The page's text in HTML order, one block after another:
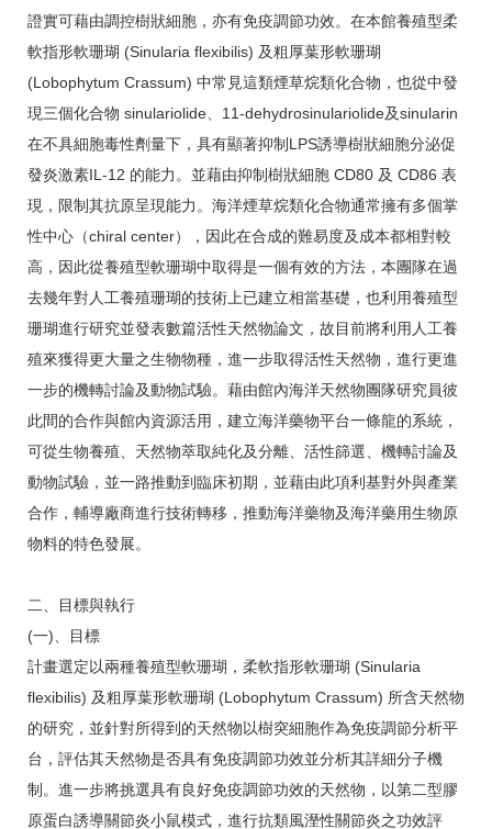
證實可藉由調控樹狀細胞，亦有免疫調節功效。在本館養殖型柔
軟指形軟珊瑚 (Sinularia flexibilis) 及粗厚葉形軟珊瑚
(Lobophytum Crassum) 中常見這類煙草烷類化合物，也從中發
現三個化合物 sinulariolide、11-dehydrosinulariolide及sinularin
在不具細胞毒性劑量下，具有顯著抑制LPS誘導樹狀細胞分泌促
發炎激素IL-12 的能力。並藉由抑制樹狀細胞 CD80 及 CD86 表
現，限制其抗原呈現能力。海洋煙草烷類化合物通常擁有多個掌
性中心（chiral center），因此在合成的難易度及成本都相對較
高，因此從養殖型軟珊瑚中取得是一個有效的方法，本團隊在過
去幾年對人工養殖珊瑚的技術上已建立相當基礎，也利用養殖型
珊瑚進行研究並發表數篇活性天然物論文，故目前將利用人工養
殖來獲得更大量之生物物種，進一步取得活性天然物，進行更進
一步的機轉討論及動物試驗。藉由館內海洋天然物團隊研究員彼
此間的合作與館內資源活用，建立海洋藥物平台一條龍的系統，
可從生物養殖、天然物萃取純化及分離、活性篩選、機轉討論及
動物試驗，並一路推動到臨床初期，並藉由此項利基對外與產業
合作，輔導廠商進行技術轉移，推動海洋藥物及海洋藥用生物原
物料的特色發展。
二、目標與執行
(一)、目標
計畫選定以兩種養殖型軟珊瑚，柔軟指形軟珊瑚 (Sinularia
flexibilis) 及粗厚葉形軟珊瑚 (Lobophytum Crassum) 所含天然物
的研究，並針對所得到的天然物以樹突細胞作為免疫調節分析平
台，評估其天然物是否具有免疫調節功效並分析其詳細分子機
制。進一步將挑選具有良好免疫調節功效的天然物，以第二型膠
原蛋白誘導關節炎小鼠模式，進行抗類風溼性關節炎之功效評